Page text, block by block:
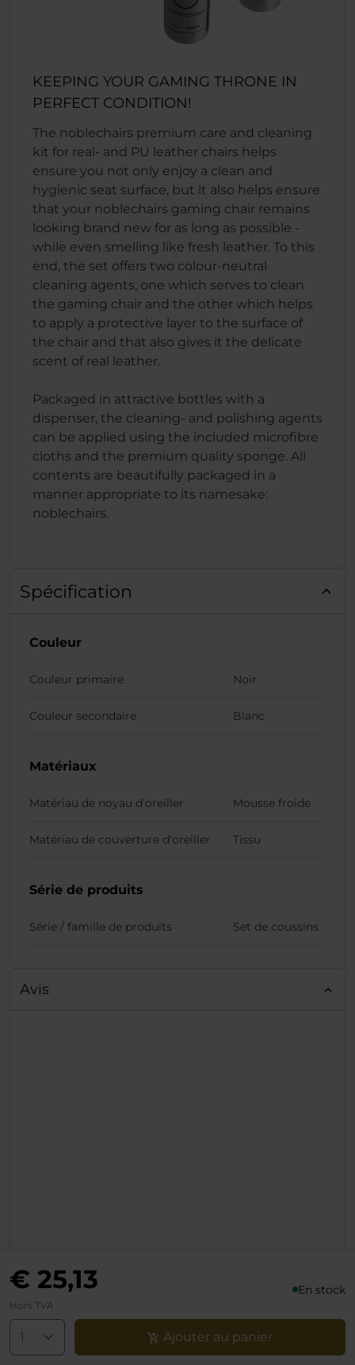
€ 25,13 En stock
Hors TVA
Ajouter au panier
KEEPING YOUR GAMING THRONE IN
PERFECT CONDITION!
The noblechairs premium care and cleaning
kit for real- and PU leather chairs helps
ensure you not only enjoy a clean and
hygienic seat surface, but it also helps ensure
that your noblechairs gaming chair remains
looking brand new for as long as possible -
while even smelling like fresh leather. To this
end, the set offers two colour-neutral
cleaning agents, one which serves to clean
the gaming chair and the other which helps
to apply a protective layer to the surface of
the chair and that also gives it the delicate
scent of real leather.
Packaged in attractive bottles with a
dispenser, the cleaning- and polishing agents
can be applied using the included microfibre
cloths and the premium quality sponge. All
contents are beautifully packaged in a
manner appropriate to its namesake:
noblechairs.
Spécification
Couleur
Couleur primaire Noir
Couleur secondaire Blanc
Matériaux
Matériau de noyau d'oreiller Mousse froide
Matériau de couverture d'oreiller Tissu
Série de produits
Série / famille de produits Set de coussins
Avis